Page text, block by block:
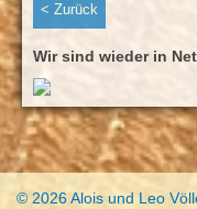
< Zurück
Wir sind wieder in
© 2026 Alois und Leo